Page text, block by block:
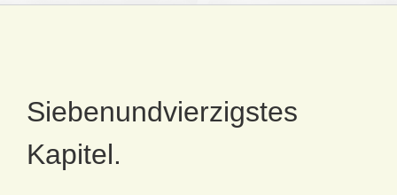
Siebenundvierzigstes
Kapitel.